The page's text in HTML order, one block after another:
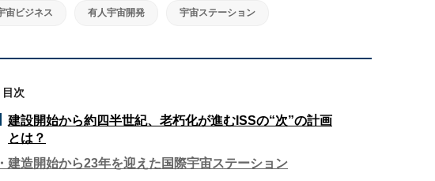
宙ビジネス 有人宇宙開発 宇宙ステーション
目次
建設開始から約四半世紀、老朽化が進むISSの“次”の計画
とは？
建造開始から23年を迎えた国際宇宙ステーション